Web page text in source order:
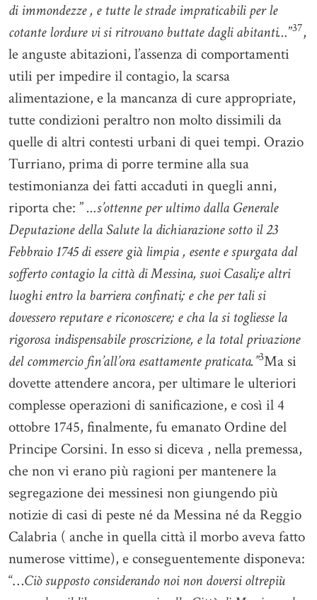
di immondezze , e tutte le strade impraticabili per le
cotante lordure vi si ritrovano buttate dagli abitanti…”37,
le anguste abitazioni, l’assenza di comportamenti
utili per impedire il contagio, la scarsa
alimentazione, e la mancanza di cure appropriate,
tutte condizioni peraltro non molto dissimili da
quelle di altri contesti urbani di quei tempi. Orazio
Turriano, prima di porre termine alla sua
testimonianza dei fatti accaduti in quegli anni,
riporta che: ”…s’ottenne per ultimo dalla Generale
Deputazione della Salute la dichiarazione sotto il 23
Febbraio 1745 di essere già limpia , esente e spurgata dal
sofferto contagio la città di Messina, suoi Casali;e altri
luoghi entro la barriera confinati; e che per tali si
dovessero reputare e riconoscere; e cha la si togliesse la
rigorosa indispensabile proscrizione, e la total privazione
del commercio fin’all’ora esattamente praticata.”3Ma si
dovette attendere ancora, per ultimare le ulteriori
complesse operazioni di sanificazione, e così il 4
ottobre 1745, finalmente, fu emanato Ordine del
Principe Corsini. In esso si diceva , nella premessa,
che non vi erano più ragioni per mantenere la
segregazione dei messinesi non giungendo più
notizie di casi di peste né da Messina né da Reggio
Calabria ( anche in quella città il morbo aveva fatto
numerose vittime), e conseguentemente disponeva:
“…Ciò supposto considerando noi non doversi oltrepiù